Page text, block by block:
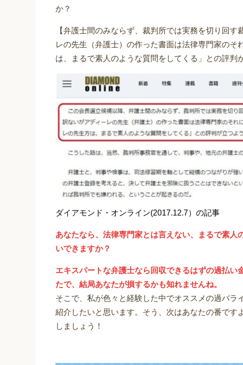
か？
【弁護士間のみならず、裁判所では実務を切り回
レの先生（弁護士）の作った書面は法律専門家の
は、まるで素人のような質問をしてくる」との評判
ダイアモンド・オンライン(2017.12.7）の記事
あなたなら、法律専門家とは言えない、まるで素人
いできますか？
エキスパートな弁護士なら回収できるはずの過払い
たで、結局あなたが損するかも知れませんね。
そこで、私が色々と経験した中でオススメの過バラ
紹介したいと思います。そう、次はあなたの番です
しましょう！